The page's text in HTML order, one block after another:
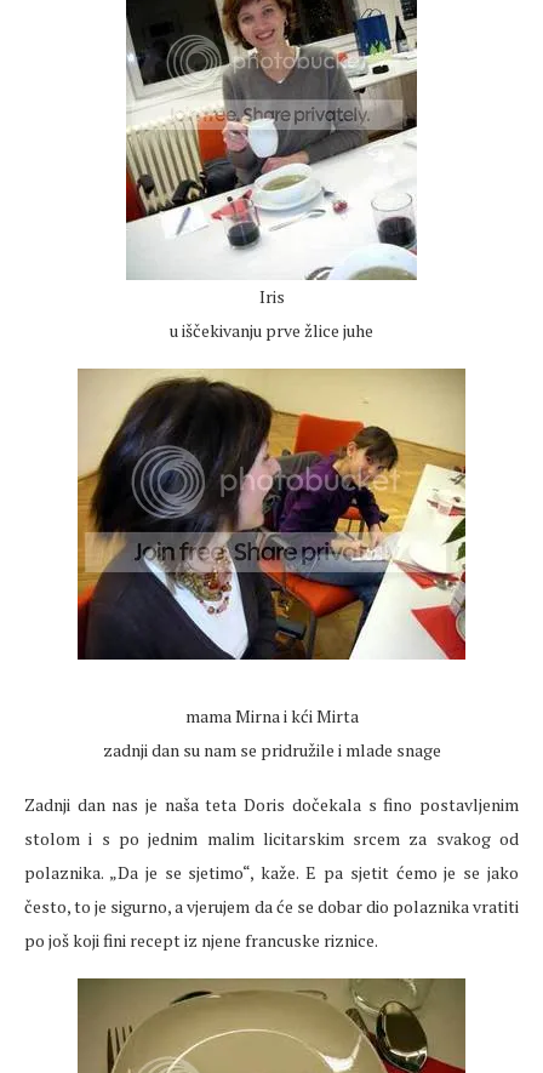
Iris
u iščekivanju prve žlice juhe
mama Mirna i kći Mirta
zadnji dan su nam se pridružile i mlade snage
Zadnji dan nas je naša teta Doris dočekala s fino postavljenim
stolom i s po jednim malim licitarskim srcem za svakog od
polaznika. „Da je se sjetimo“, kaže. E pa sjetit ćemo je se jako
često, to je sigurno, a vjerujem da će se dobar dio polaznika vratiti
po još koji fini recept iz njene francuske riznice.